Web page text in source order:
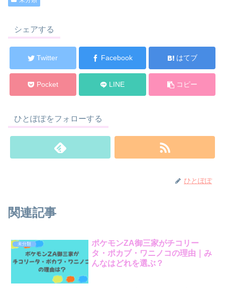
シェアする
Twitter Facebook はてブ
Pocket LINE コピー
ひとぽぽをフォローする
ひとぽぽ
関連記事
未分類
ポケモンZA御三家がチコリー
タ・ポカブ・ワニノコの理由｜み
んなはどれを選ぶ？